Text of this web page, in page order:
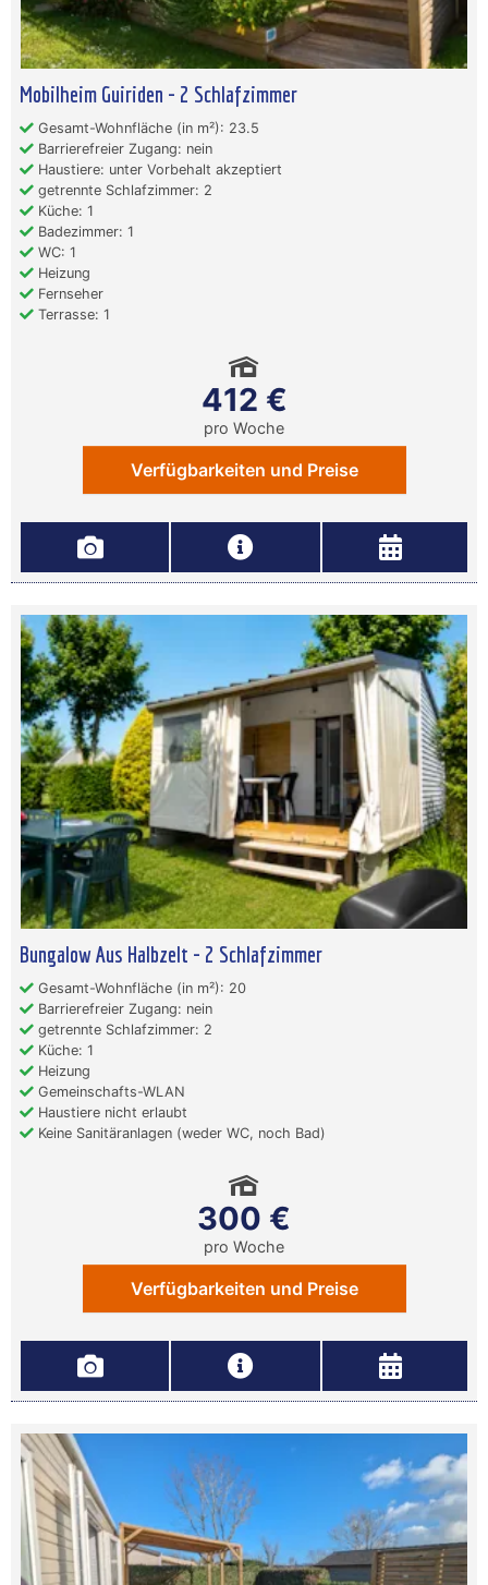
Mobilheim Guiriden - 2 Schlafzimmer
Gesamt-Wohnfläche (in m²): 23.5
Barrierefreier Zugang: nein
Haustiere: unter Vorbehalt akzeptiert
getrennte Schlafzimmer: 2
Küche: 1
Badezimmer: 1
WC: 1
Heizung
Fernseher
Terrasse: 1
412 €
pro Woche
Verfügbarkeiten und Preise
Bungalow Aus Halbzelt - 2 Schlafzimmer
Gesamt-Wohnfläche (in m²): 20
Barrierefreier Zugang: nein
getrennte Schlafzimmer: 2
Küche: 1
Heizung
Gemeinschafts-WLAN
Haustiere nicht erlaubt
Keine Sanitäranlagen (weder WC, noch Bad)
300 €
pro Woche
Verfügbarkeiten und Preise